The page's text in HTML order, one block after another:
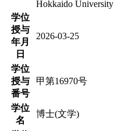
Hokkaido University
学位
授与
年月
日
2026-03-25
学位
授与
番号
甲第16970号
学位
名
博士(文学)